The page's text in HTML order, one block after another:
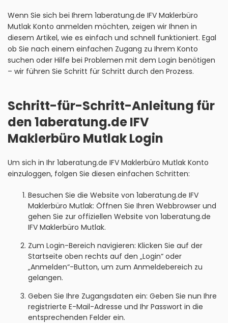
Wenn Sie sich bei Ihrem 1aberatung.de IFV Maklerbüro
Mutlak Konto anmelden möchten, zeigen wir Ihnen in
diesem Artikel, wie es einfach und schnell funktioniert. Egal
ob Sie nach einem einfachen Zugang zu Ihrem Konto
suchen oder Hilfe bei Problemen mit dem Login benötigen
– wir führen Sie Schritt für Schritt durch den Prozess.
Schritt-für-Schritt-Anleitung für
den 1aberatung.de IFV
Maklerbüro Mutlak Login
Um sich in Ihr 1aberatung.de IFV Maklerbüro Mutlak Konto
einzuloggen, folgen Sie diesen einfachen Schritten:
Besuchen Sie die Website von 1aberatung.de IFV
Maklerbüro Mutlak: Öffnen Sie Ihren Webbrowser und
gehen Sie zur offiziellen Website von 1aberatung.de
IFV Maklerbüro Mutlak.
Zum Login-Bereich navigieren: Klicken Sie auf der
Startseite oben rechts auf den „Login“ oder
„Anmelden“-Button, um zum Anmeldebereich zu
gelangen.
Geben Sie Ihre Zugangsdaten ein: Geben Sie nun Ihre
registrierte E-Mail-Adresse und Ihr Passwort in die
entsprechenden Felder ein.